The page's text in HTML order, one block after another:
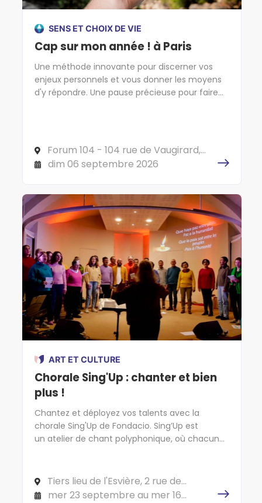
SENS ET CHOIX DE VIE
Cap sur mon année ! à Paris
Une méthode innovante pour discerner vos
enjeux personnels et vous donner les moyens
d'y répondre. Une pause précieuse pour faire
Forum 104 - 104 rue de Vaugirard,
75006 PARIS
dim 06 septembre 2026
ART ET CULTURE
Chorale Sing'Up : chanter et bien
plus !
Chantez et déployez vos talents avec la
chorale Sing'Up de Fondacio. Sing’Up est
un atelier de chant polyphonique, où chacun
complémentarité vocale pour que le chant
sonne harmonieusement.
Tiers lieu de l'Esvière, 2 rue de
l'Esvière, 49000 ANGERS
mer 23 septembre au mer 16